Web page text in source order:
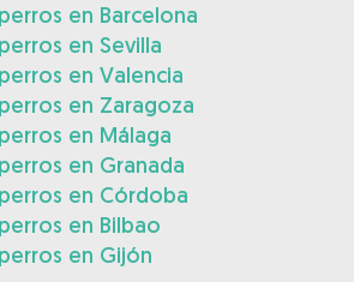
en Barcelona
en Sevilla
en Valencia
en Zaragoza
en Málaga
en Granada
en Córdoba
en Bilbao
en Gijón